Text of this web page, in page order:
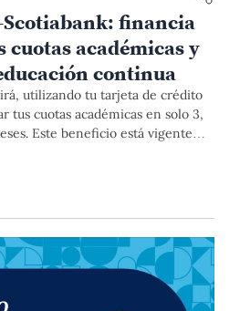
Scotiabank: financia
cuotas académicas y
continua
utilizando tu tarjeta de crédito
tus cuotas académicas en solo 3,
Este beneficio está vigente
2026, y aplica para pagos de